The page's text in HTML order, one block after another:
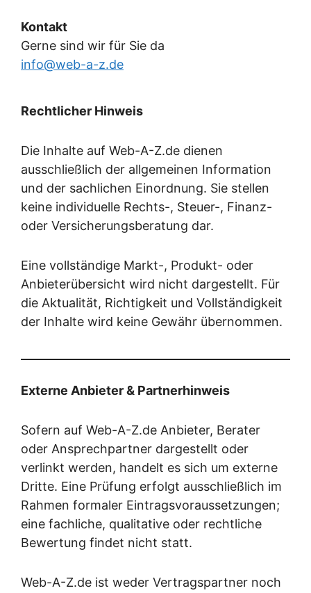
Kontakt
Gerne sind wir für Sie da
info@web-a-z.de
Rechtlicher Hinweis
Die Inhalte auf Web-A-Z.de dienen
ausschließlich der allgemeinen Information
und der sachlichen Einordnung. Sie stellen
keine individuelle Rechts-, Steuer-, Finanz-
oder Versicherungsberatung dar.
Eine vollständige Markt-, Produkt- oder
Anbieterübersicht wird nicht dargestellt. Für
die Aktualität, Richtigkeit und Vollständigkeit
der Inhalte wird keine Gewähr übernommen.
Externe Anbieter & Partnerhinweis
Sofern auf Web-A-Z.de Anbieter, Berater
oder Ansprechpartner dargestellt oder
verlinkt werden, handelt es sich um externe
Dritte. Eine Prüfung erfolgt ausschließlich im
Rahmen formaler Eintragsvoraussetzungen;
eine fachliche, qualitative oder rechtliche
Bewertung findet nicht statt.
Web-A-Z.de ist weder Vertragspartner noch